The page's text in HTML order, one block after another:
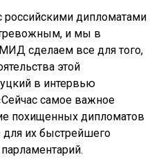
российскими дипломатами
тревожным, и мы в
сделаем все для того,
этой
в интервью
самое важное
похищенных дипломатов
их быстрейшего